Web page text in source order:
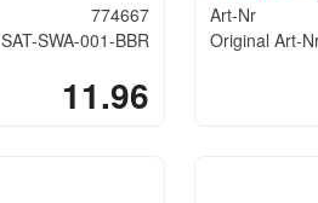
774667
SAT-SWA-001-BBR
11.96
Art-Nr
Original Art-